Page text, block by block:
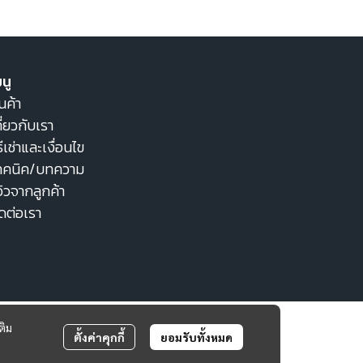
ม
ตั้งค่าคุกกี้ ยอมรับทั้งหมด
ค้า
วกับเรา
ช่าและเงื่อนไข
คนิค/บทความ
จากลูกค้า
อเรา